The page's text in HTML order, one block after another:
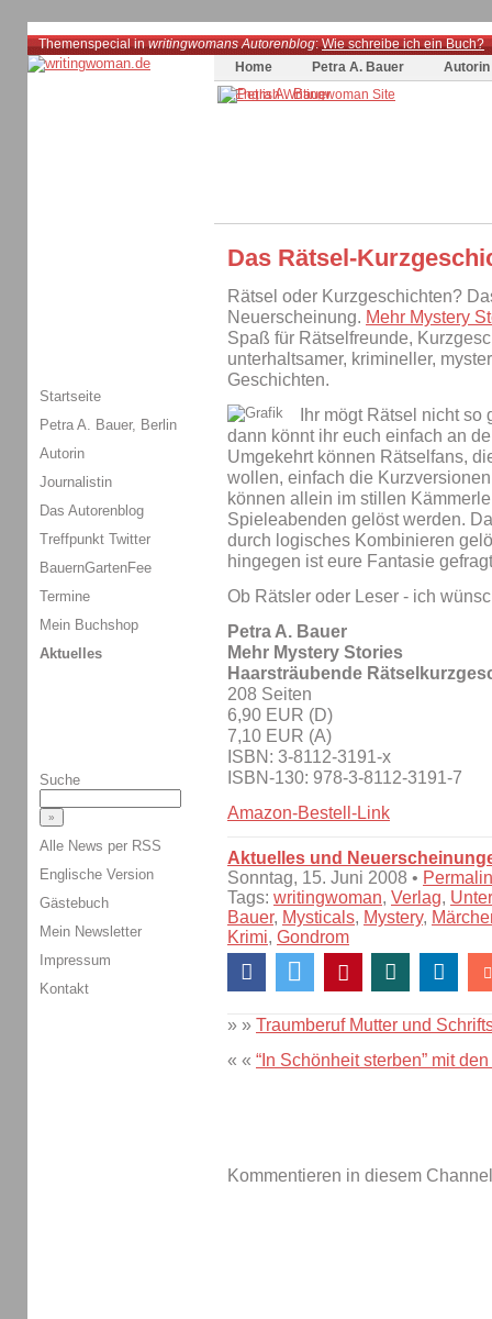
Themenspecial inwritingwomans Autorenblog:Wie schreibe ich ein Buch?
Home
Petra A. Bauer Autorin
Das Rätsel-
Rätsel oder Kurzgeschichten?
Neuerscheinung. Mehr Mystery
Spaß für Rätselfreunde,
unterhaltsamer, krimineller,
Geschichten.
Ihr mögt Rätsel nicht
dann könnt ihr euch einfach an
Umgekehrt können Rätselfans,
wollen, einfach die
können allein im stillen
Spieleabenden gelöst werden.
durch logisches Kombinieren
hingegen ist eure Fantasie
Ob Rätsler oder Leser - ich
Petra A. Bauer
Mehr Mystery Stories
Haarsträubende
208 Seiten
6,90 EUR (D)
7,10 EUR (A)
ISBN: 3-8112-3191-x
ISBN-130: 978-3-8112-3191-7
Amazon-Bestell-Link
Aktuelles und
Sonntag, 15. Juni 2008 •
Tags: writingwoman, Verlag,
Bauer, Mysticals, Mystery,
Krimi, Gondrom
» » Traumberuf Mutter und
« « “In Schönheit sterben” mit
Kommentieren in diesem
Startseite
Petra A. Bauer, Berlin
Autorin
Journalistin
Das Autorenblog
Treffpunkt Twitter
BauernGartenFee
Termine
Mein Buchshop
Aktuelles
Suche
Alle News per RSS
Englische Version
Gästebuch
Mein Newsletter
Impressum
Kontakt